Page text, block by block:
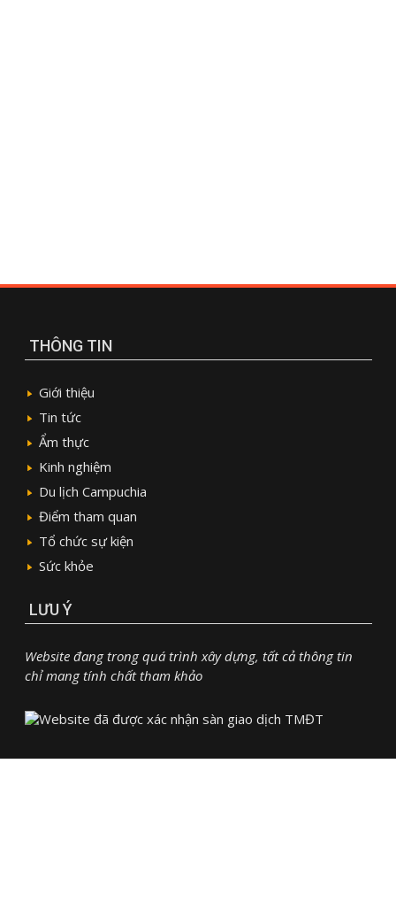
THÔNG TIN
Giới thiệu
Tin tức
Ẩm thực
Kinh nghiệm
Du lịch Campuchia
Điểm tham quan
Tổ chức sự kiện
Sức khỏe
LƯU Ý
Website đang trong quá trình xây dựng, tất cả thông tin
chỉ mang tính chất tham khảo